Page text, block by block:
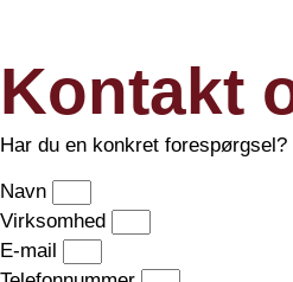
Kontakt
Har du en konkret
Navn
Virksomhed
E-mail